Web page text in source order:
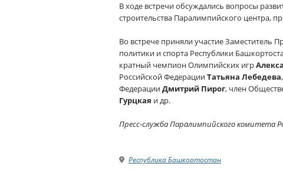
В ходе встречи обсуждались вопросы
строительства Паралимпийского центра,
Во встрече приняли участие Заместитель
политики и спорта Республики
кратный чемпион Олимпийских игр
Российской ФедерацииТатьяна Лебедева
ФедерацииДмитрий Пирог, член
Гурцкая и др.
Пресс-служба Паралимпийского комитета
Республика Башкортостан